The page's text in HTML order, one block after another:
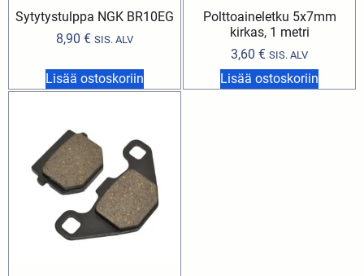
Sytytystulppa NGK BR10EG
8,90 € SIS. ALV
Lisää ostoskoriin
Polttoaineletku 5x7mm
kirkas, 1 metri
3,60 € SIS. ALV
Lisää ostoskoriin